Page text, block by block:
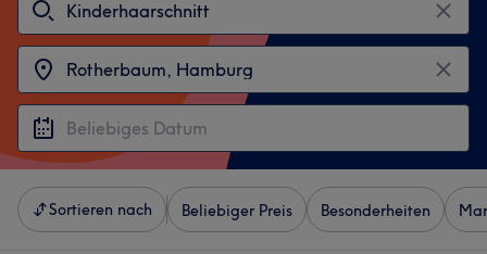
Sortieren nach Beliebiger Preis Besonderheiten